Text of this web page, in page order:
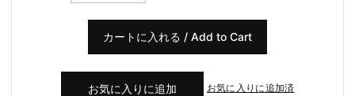
お気に入りに追加済